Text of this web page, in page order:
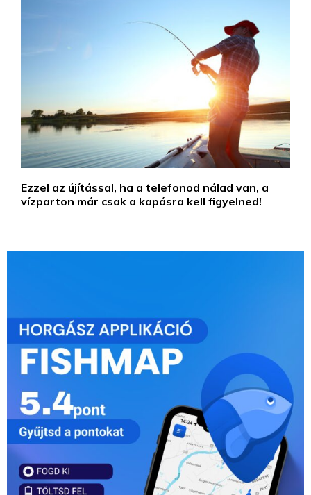
Ezzel az újítással, ha a telefonod nálad van, a
vízparton már csak a kapásra kell figyelned!